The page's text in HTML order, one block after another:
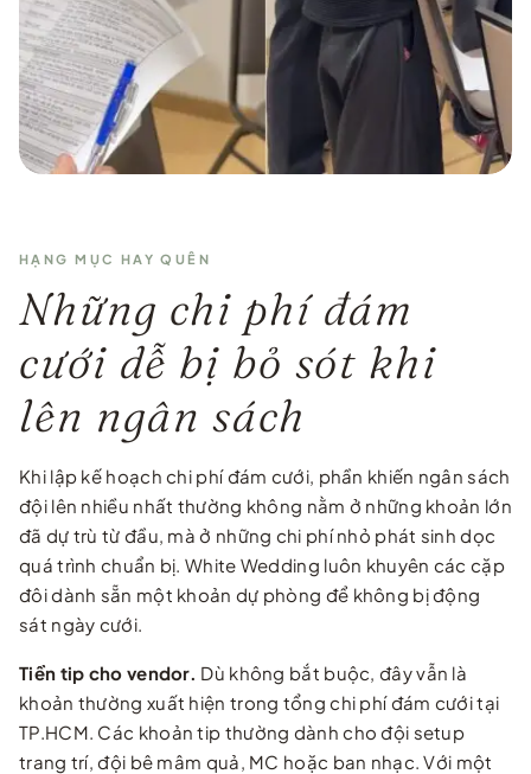
HẠNG MỤC HAY QUÊN
Những chi phí đám
cưới dễ bị bỏ sót khi
lên ngân sách
Khi lập kế hoạch chi phí đám cưới, phần khiến ngân sách
đội lên nhiều nhất thường không nằm ở những khoản lớn
đã dự trù từ đầu, mà ở những chi phí nhỏ phát sinh dọc
quá trình chuẩn bị. White Wedding luôn khuyên các cặp
đôi dành sẵn một khoản dự phòng để không bị động
sát ngày cưới.
Tiền tip cho vendor. Dù không bắt buộc, đây vẫn là
khoản thường xuất hiện trong tổng chi phí đám cưới tại
TP.HCM. Các khoản tip thường dành cho đội setup
trang trí, đội bê mâm quả, MC hoặc ban nhạc. Với một